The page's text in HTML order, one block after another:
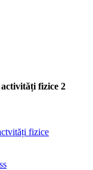
fizice 2
fizice